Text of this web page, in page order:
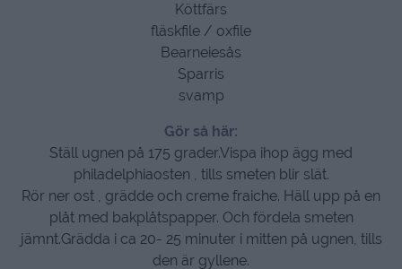
Köttfärs
fläskfile / oxfile
Bearneiesås
Sparris
svamp
Gör så här:
Ställ ugnen på 175 grader.Vispa ihop ägg med
philadelphiaosten , tills smeten blir slät.
Rör ner ost , grädde och creme fraiche. Häll upp på en
plåt med bakplåtspapper. Och fördela smeten
jämnt.Grädda i ca 20- 25 minuter i mitten på ugnen, tills
den är gyllene.